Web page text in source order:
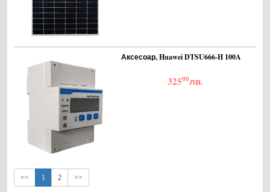
Аксесоар, Huawei DTSU666-H 100A
32500лв.
<< 1 2 >>